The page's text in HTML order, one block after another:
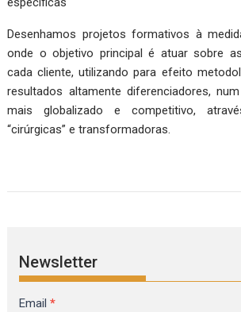
Desenhamos projetos formativos à
onde o objetivo principal é atuar sobre
cada cliente, utilizando para efeito
resultados altamente diferenciadores,
mais globalizado e competitivo,
“cirúrgicas” e transformadoras.
Newsletter
Formulário
Email*